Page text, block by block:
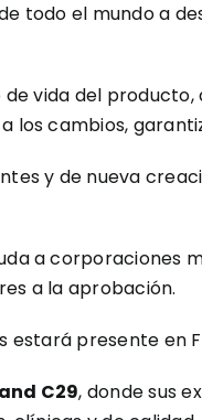
todo el mundo a
vida del producto,
cambios,
y de nueva
a corporaciones
a la aprobación.
estará presente en
C29, donde sus